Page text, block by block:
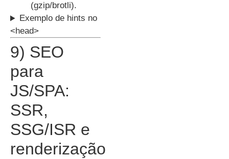
(gzip/brotli).
Exemplo de hints no
<head>
9) SEO
para
JS/SPA:
SSR,
SSG/ISR e
renderização